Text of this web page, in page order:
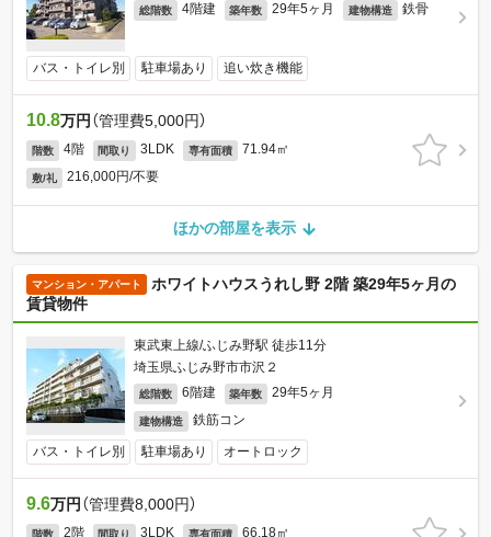
総階数 4階建 築年数 29年5ヶ月 建物構造 鉄骨
バス・トイレ別 駐車場あり 追い炊き機能
10.8万円 （管理費5,000円）
階数 4階 間取り 3LDK 専有面積 71.94㎡
敷/礼 216,000円/不要
ほかの部屋を表示
マンション・アパート
ホワイトハウスうれし野 2階 築29年5ヶ月の
賃貸物件
東武東上線/ふじみ野駅 徒歩11分
埼玉県ふじみ野市市沢２
総階数 6階建 築年数 29年5ヶ月
建物構造 鉄筋コン
バス・トイレ別 駐車場あり オートロック
9.6万円 （管理費8,000円）
階数 2階 間取り 3LDK 専有面積 66.18㎡